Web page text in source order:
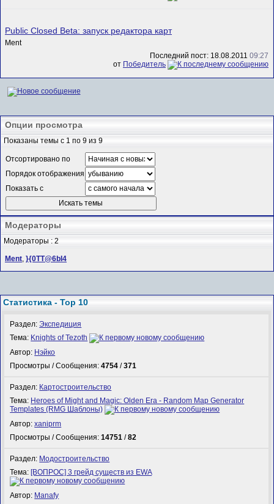
Public Closed Beta: запуск редактора карт
Ment
Последний пост: 18.08.2011 09:27
от Победитель
Опции просмотра
Показаны темы с 1 по 9 из 9
Отсортировано по
Порядок отображения
Показать с
Модераторы
Модераторы : 2
Ment, }{0TT@6bI4
Статистика - Top 10
Раздел:Экспедиция
Тема: Knights of Tezoth
Автор: Нэйко
Просмотры / Сообщения:4754 /371
Раздел: Картостроительство
Тема: Heroes of Might and Magic: Olden Era - Random Map Generator
Templates (RMG Шаблоны)
Автор:xaniprm
Просмотры / Сообщения:14751 /82
Раздел: Модостроительство
Тема: [ВОПРОС] 3 грейд существ из EWA
Автор: Manafy